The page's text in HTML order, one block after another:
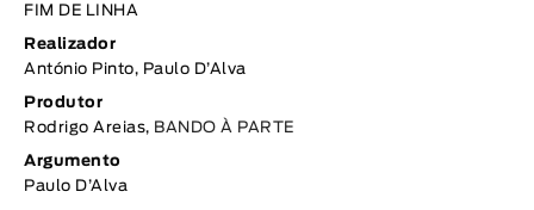
FIM DE LINHA
Realizador
António Pinto, Paulo D’Alva
Produtor
Rodrigo Areias, BANDO À PARTE
Argumento
Paulo D’Alva